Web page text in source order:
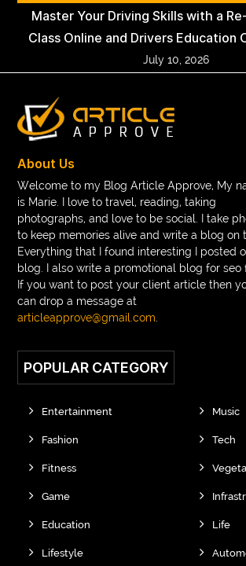
Master Your Driving Skills with a
Class Online and Drivers Education
July 10, 2026
About Us
Welcome to my Blog Article Approve, My
is Marie. I love to travel, reading, taking
photographs, and love to be social. I take
to keep memories alive and write a blog on
Everything that I found interesting I posted
blog. I also write a promotional blog for seo
If you want to post your client article then
can drop a message at
articleapprove@gmail.com
POPULAR CATEGORY
Entertainment
Fashion
Fitness
Game
Education
Lifestyle
Music
Tech
Life